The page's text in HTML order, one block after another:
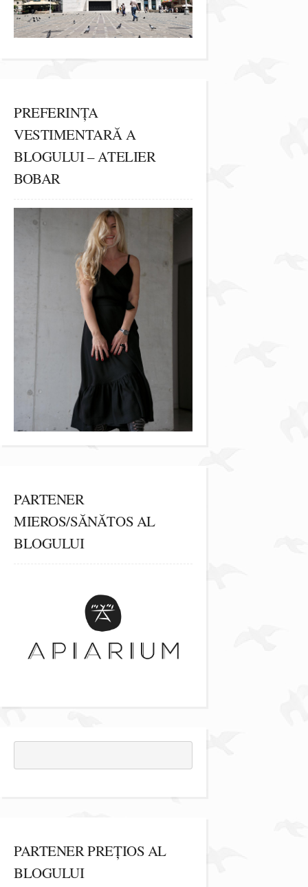
PREFERINȚA
VESTIMENTARĂ A
BLOGULUI – ATELIER
BOBAR
PARTENER
MIEROS/SĂNĂTOS AL
BLOGULUI
PARTENER PREȚIOS AL
BLOGULUI